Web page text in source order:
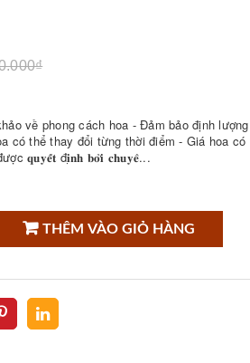
về phong cách hoa - Đảm bảo định
có thể thay đổi từng thời điểm - Giá hoa có
𝐪𝐮𝐲𝐞̂́𝐭 đ𝐢̣𝐧𝐡 𝐛𝐨̛̉𝐢 𝐜𝐡𝐮𝐲𝐞̂...
THÊM VÀO GIỎ HÀNG